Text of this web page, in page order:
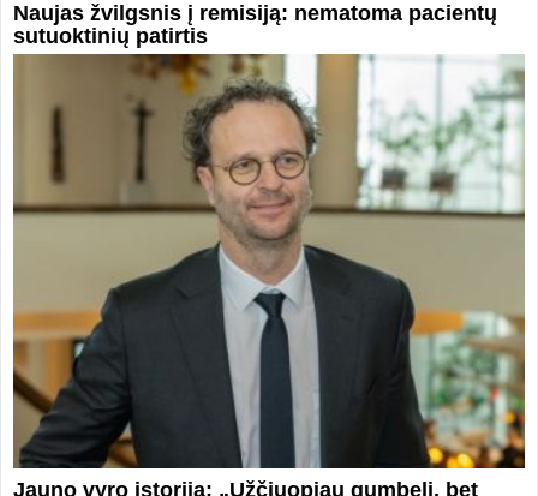
Naujas žvilgsnis į remisiją: nematoma pacientų
sutuoktinių patirtis
Jauno vyro istorija: „Užčiuopiau gumbelį, bet